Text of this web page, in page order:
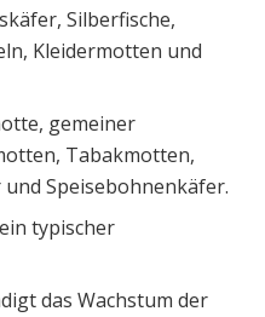
Silberfische,
Kleidermotten und
gemeiner
Tabakmotten,
Speisebohnenkäfer.
typischer
das Wachstum der